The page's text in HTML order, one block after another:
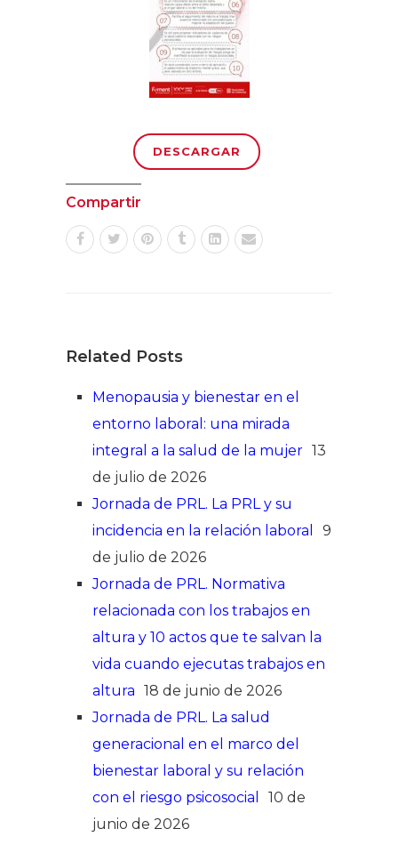
DESCARGAR
Compartir
Related Posts
Menopausia y bienestar en el
entorno laboral: una mirada
integral a la salud de la mujer 13
de julio de 2026
Jornada de PRL. La PRL y su
incidencia en la relación laboral
9
de julio de 2026
Jornada de PRL. Normativa
relacionada con los trabajos en
altura y 10 actos que te salvan la
vida cuando ejecutas trabajos en
altura 18 de junio de 2026
Jornada de PRL. La salud
generacional en el marco del
bienestar laboral y su relación
con el riesgo psicosocial
10 de
junio de 2026